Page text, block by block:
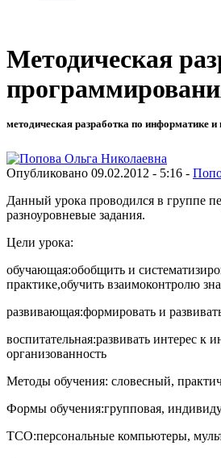
Методическая
методическая разработка по информатике и
Опубликовано 09.02.2012 - 5:16 -
Данный урока проводился в группе
разноуровневые задания.
Цели урока:
обучающая:обобщить и
практике,обучить взаимоконтролю
развивающая:формировать и
воспитательная:развивать интерес к
организованность
Методы обучения: словесный,
Формы обучения:групповая,
ТСО:персональные компьютеры,